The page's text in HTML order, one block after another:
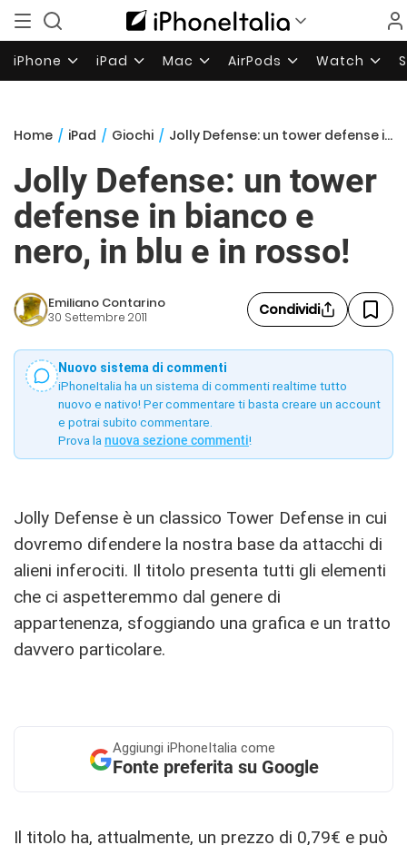
iPhone iPad Mac AirPods Watch
Home / iPad / Giochi / Jolly Defense: un tower defense in bianco e nero, in blu e in rosso!
Jolly Defense: un tower
defense in bianco e
nero, in blu e in rosso!
Emiliano Contarino
30 Settembre 2011 Condividi
Nuovo sistema di commenti
iPhoneItalia ha un sistema di commenti realtime tutto
nuovo e nativo! Per commentare ti basta creare un account
e potrai subito commentare.
Prova la nuova sezione commenti!
Jolly Defense è un classico Tower Defense in cui
dovremo difendere la nostra base da attacchi di
alieni inferociti. Il titolo presenta tutti gli elementi
che ci aspetteremmo dal genere di
appartenenza, sfoggiando una grafica e un tratto
davvero particolare.
Aggiungi iPhoneItalia come
Fonte preferita su Google
Il titolo ha, attualmente, un prezzo di 0,79€ e può